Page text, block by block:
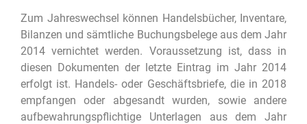
Zum Jahreswechsel können Handelsbücher, Inventare,
Bilanzen und sämtliche Buchungsbelege aus dem Jahr
2014 vernichtet werden. Voraussetzung ist, dass in
diesen Dokumenten der letzte Eintrag im Jahr 2014
erfolgt ist. Handels- oder Geschäftsbriefe, die in 2018
empfangen oder abgesandt wurden, sowie andere
aufbewahrungspflichtige Unterlagen aus dem Jahr